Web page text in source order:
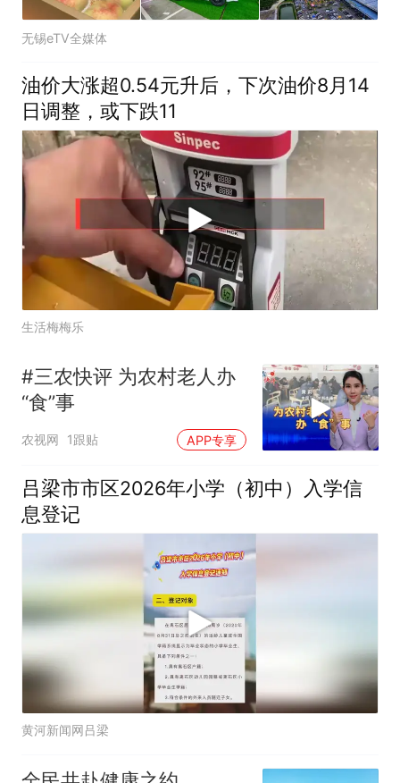
无锡eTV全媒体
油价大涨超0.54元升后，下次油价8月14
日调整，或下跌11
生活梅梅乐
#三农快评 为农村老人办
“食”事
农视网 1跟贴 APP专享
吕梁市市区2026年小学（初中）入学信
息登记
黄河新闻网吕梁